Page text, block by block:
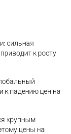
сильная
к росту
к падению цен на
крупным
цены на